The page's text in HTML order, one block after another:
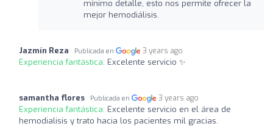
mínimo detalle, esto nos permite ofrecer la
mejor hemodiálisis.
Jazmín Reza Publicada en 3 years ago
Experiencia fantástica: Excelente servicio ✨
samantha flores Publicada en 3 years ago
Experiencia fantástica: Excelente servicio en el área de
hemodialisis y trato hacia los pacientes mil gracias.